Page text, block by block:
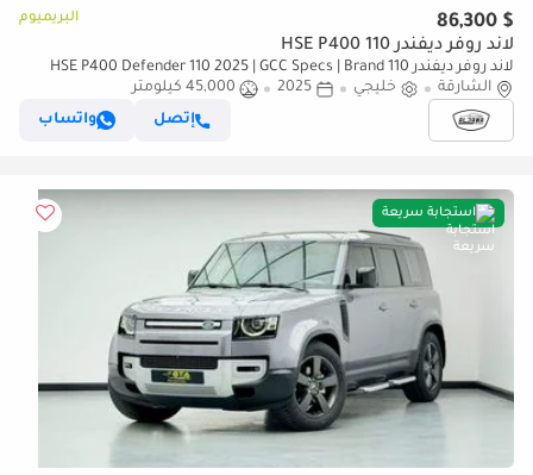
$ 86,300 البريميوم
لاند روفر ديفندر 110 HSE P400
لاند روفر ديفندر 110 HSE P400 Defender 110 2025 | GCC Specs | Brand
New | Perfect condition | Under warrant
الشارقة خليجي 2025
45,000 كيلومتر
إتصل
واتساب
استجابة سريعة